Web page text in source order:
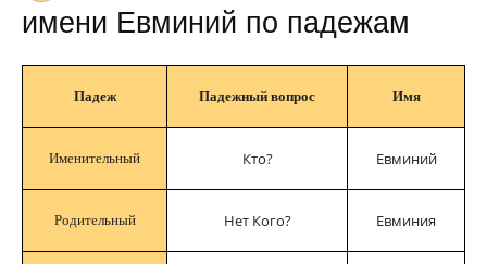
имени Евминий по падежам
Падеж Падежный вопрос Имя
Именительный Кто? Евминий
Родительный Нет Кого? Евминия